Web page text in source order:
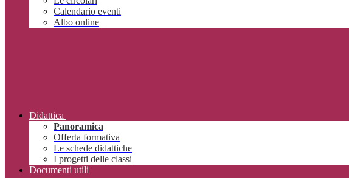
Calendario eventi
Albo online
Didattica
Panoramica
Offerta formativa
Le schede didattiche
I progetti delle classi
Documenti utili